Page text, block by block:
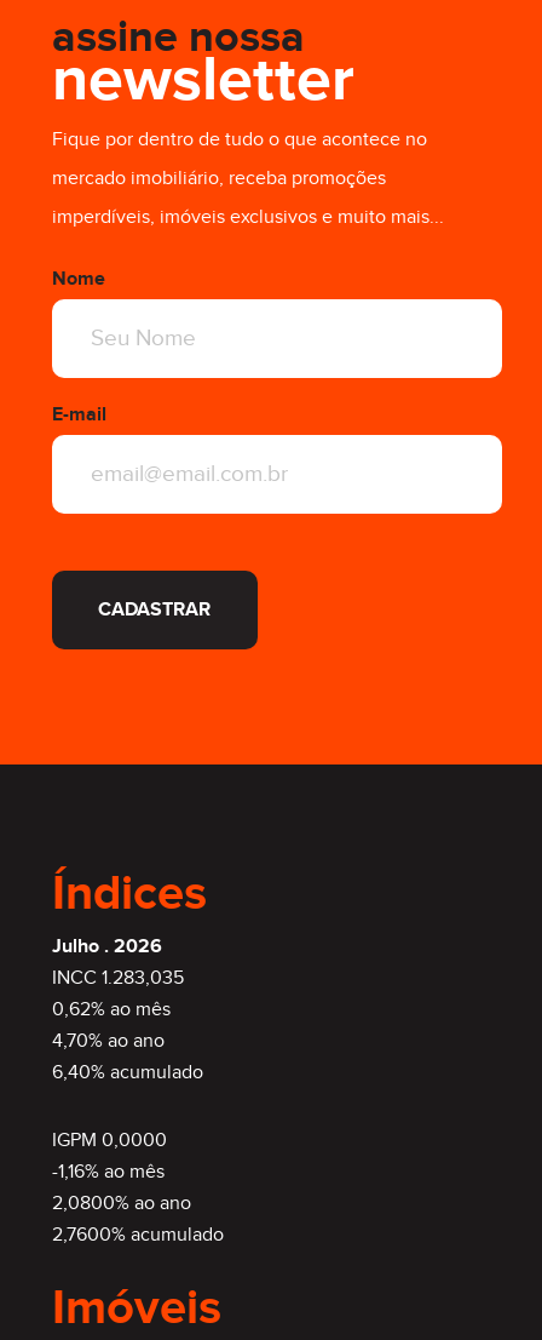
assine nossa
newsletter
Fique por dentro de tudo o que acontece no
mercado imobiliário, receba promoções
imperdíveis, imóveis exclusivos e muito mais...
Nome
E-mail
CADASTRAR
Índices
Julho . 2026
INCC 1.283,035
0,62% ao mês
4,70% ao ano
6,40% acumulado
IGPM 0,0000
-1,16% ao mês
2,0800% ao ano
2,7600% acumulado
Imóveis